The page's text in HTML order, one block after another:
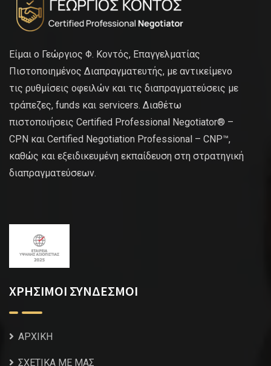
Είμαι ο Γεώργιος Φ. Κοντός, Επαγγελματίας
Πιστοποιημένος Διαπραγματευτής, με αντικείμενο
τις ρυθμίσεις οφειλών και τις διαπραγματεύσεις με
τράπεζες, funds και servicers. Διαθέτω
πιστοποιήσεις Certified Professional Negotiator® –
CPN και Certified Negotiation Professional – CNP™,
καθώς και εξειδικευμένη εκπαίδευση στη στρατηγική
διαπραγματεύσεων.
ΧΡΗΣΙΜΟΙ ΣΥΝΔΕΣΜΟΙ
ΑΡΧΙΚΗ
ΣΧΕΤΙΚΑ ΜΕ ΜΑΣ